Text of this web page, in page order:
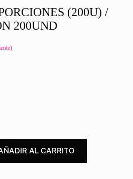
(200U) /
200UND
AL CARRITO